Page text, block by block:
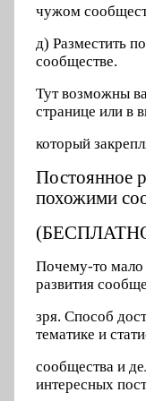
чужом
д) Разместить
сообществе.
Тут возможны
странице или в
который
Постоянное
похожими
Почему-то мало
развития
зря. Способ
тематике и
сообщества и
интересных